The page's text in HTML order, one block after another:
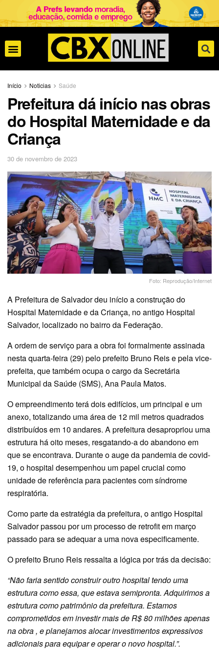
Início Noticias Saúde
Prefeitura dá início nas obras
do Hospital Maternidade e da
Criança
30 de novembro de 2023
Foto: Reprodução/Internet
A Prefeitura de Salvador deu início a construção do
Hospital Maternidade e da Criança, no antigo Hospital
Salvador, localizado no bairro da Federação.
A ordem de serviço para a obra foi formalmente assinada
nesta quarta-feira (29) pelo prefeito Bruno Reis e pela vice-
prefeita, que também ocupa o cargo da Secretária
Municipal da Saúde (SMS), Ana Paula Matos.
O empreendimento terá dois edifícios, um principal e um
anexo, totalizando uma área de 12 mil metros quadrados
distribuídos em 10 andares. A prefeitura desapropriou uma
estrutura há oito meses, resgatando-a do abandono em
que se encontrava. Durante o auge da pandemia de covid-
19, o hospital desempenhou um papel crucial como
unidade de referência para pacientes com síndrome
respiratória.
Como parte da estratégia da prefeitura, o antigo Hospital
Salvador passou por um processo de retrofit em março
passado para se adequar a uma nova especificamente.
O prefeito Bruno Reis ressalta a lógica por trás da decisão:
“Não faria sentido construir outro hospital tendo uma
estrutura como essa, que estava semipronta. Adquirimos a
estrutura como patrimônio da prefeitura. Estamos
comprometidos em investir mais de R$ 80 milhões apenas
na obra , e planejamos alocar investimentos expressivos
adicionais para equipar e operar o novo hospital.”.